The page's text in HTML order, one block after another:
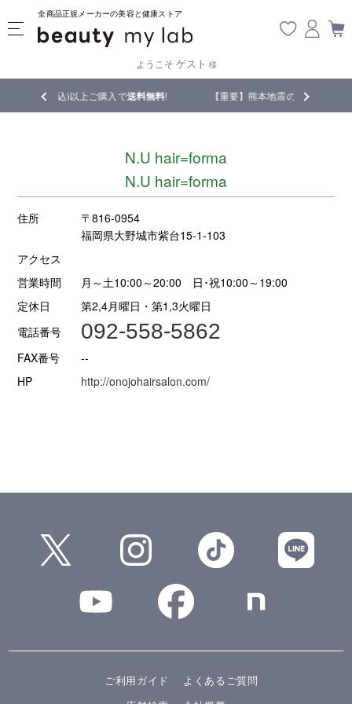
全商品正規メーカーの美容と健康ストア
ようこそ ゲスト 様
)以上ご購入で送料無料! 【重要】熊本地震の影響により遅延が生じてお
N.U hair=forma
N.U hair=forma
住所
〒816-0954
福岡県大野城市紫台15-1-103
アクセス
営業時間
月～土10:00～20:00 日･祝10:00～19:00
定休日
第2,4月曜日・第1,3火曜日
電話番号
092-558-5862
FAX番号
--
HP
http://onojohairsalon.com/
ご利用ガイド
よくあるご質問